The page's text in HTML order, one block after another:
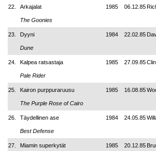
22. Arkajalat
The Goonies
1985 06.12.85
23. Dyyni
Dune
1984 22.02.85
24. Kalpea ratsastaja
Pale Rider
1985 27.09.85
25. Kairon purppuraruusu
The Purple Rose of Cairo
1985 16.08.85
26. Täydellinen ase
Best Defense
1984 24.05.85
27. Miamin superkytät 1985 20.12.85